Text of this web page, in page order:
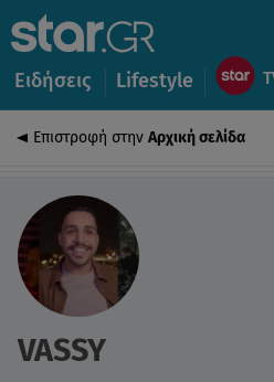
Ειδήσεις Lifestyle
Επιστροφή στην Αρχική σελίδα
VASSY